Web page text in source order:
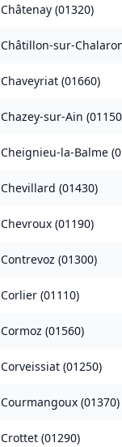
Châtenay (01320)
Châtillon-sur-
Chaveyriat (01660)
Chazey-sur-Ain (01150
Cheignieu-la-Balme (
Chevillard (01430)
Chevroux (01190)
Contrevoz (01300)
Corlier (01110)
Cormoz (01560)
Corveissiat (01250)
Courmangoux (01370)
Crottet (01290)